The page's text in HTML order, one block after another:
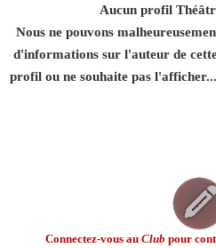
Aucun profil
Nous ne pouvons
d'informations sur l'auteur de
profil ou ne souhaite pas
Connectez-vous au Club pour